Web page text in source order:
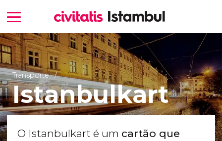
Transporte
Istanbulkart
O Istanbulkart é um cartão que